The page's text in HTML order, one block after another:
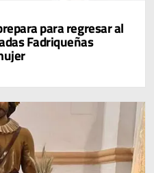
para regresar al
Fadriqueñas